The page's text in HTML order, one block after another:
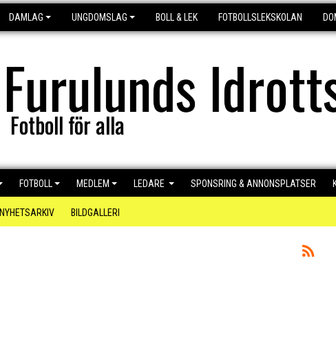
DAMLAG UNGDOMSLAG BOLL & LEK FOTBOLLSLEKSKOLAN
Furulunds
Fotboll för alla
FOTBOLL MEDLEM LEDARE SPONSRING & ANNONSPLATSER
NYHETSARKIV BILDGALLERI